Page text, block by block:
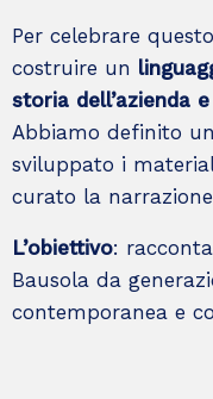
Per celebrare
costruire un
storia dell’azienda
Abbiamo definito
sviluppato i
curato la
L’obiettivo:
Bausola da
contemporanea e